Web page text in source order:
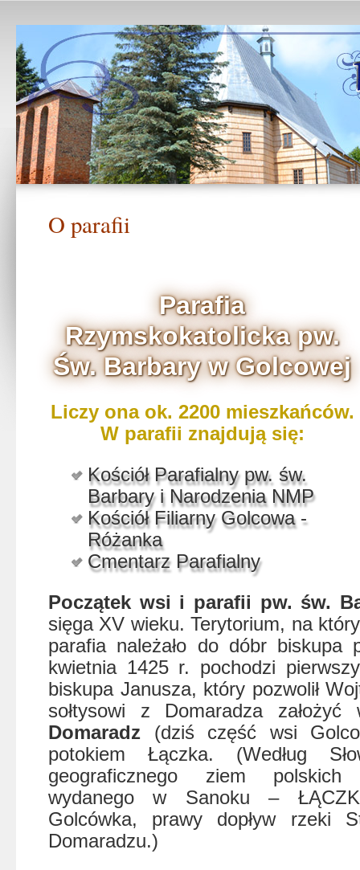
O parafii
Parafia
Rzymskokatolicka pw.
Św. Barbary w Golcowej
Liczy ona ok. 2200 mieszkańców.
W parafii znajdują się:
Kościół Parafialny pw. św.
Barbary i Narodzenia NMP
Kościół Filiarny Golcowa -
Różanka
Cmentarz Parafialny
Początek wsi i parafii pw. św.
sięga XV wieku. Terytorium, na
parafia należało do dóbr biskupa
kwietnia 1425 r. pochodzi
biskupa Janusza, który pozwolił
sołtysowi z Domaradza
Domaradz (dziś część wsi
potokiem Łączka. (Według
geograficznego ziem
wydanego w Sanoku –
Golcówka, prawy dopływ rzeki
Domaradzu.)